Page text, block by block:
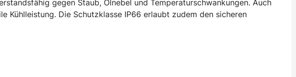
gegen Staub, Ölnebel und Temperaturschwankungen. Auch
Kühlleistung. Die Schutzklasse IP66 erlaubt zudem den sicheren